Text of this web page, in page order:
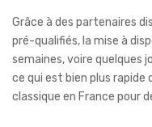
Grâce à des partenaires
pré-qualifiés, la mise à
semaines, voire quelques
ce qui est bien plus rapide
classique en France pour